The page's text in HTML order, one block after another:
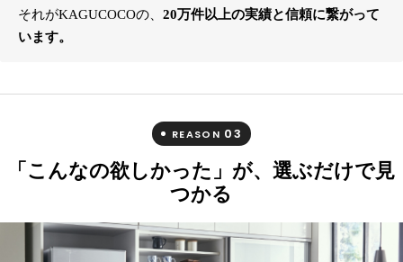
それがKAGUCOCOの、 20万件以上の実績と信頼に繋がって
います。
REASON 03
「こんなの欲しかった」が、選ぶだけで見
つかる